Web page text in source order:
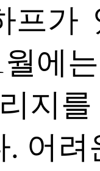
프가
에
지
. 어